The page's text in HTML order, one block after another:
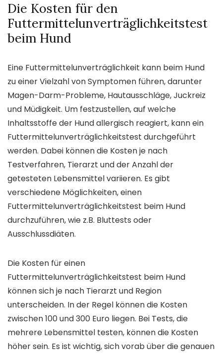
Die Kosten für den
Futtermittelunverträglichkeitstest
beim Hund
Eine Futtermittelunverträglichkeit kann beim Hund
zu einer Vielzahl von Symptomen führen, darunter
Magen-Darm-Probleme, Hautausschläge, Juckreiz
und Müdigkeit. Um festzustellen, auf welche
Inhaltsstoffe der Hund allergisch reagiert, kann ein
Futtermittelunverträglichkeitstest durchgeführt
werden. Dabei können die Kosten je nach
Testverfahren, Tierarzt und der Anzahl der
getesteten Lebensmittel variieren. Es gibt
verschiedene Möglichkeiten, einen
Futtermittelunverträglichkeitstest beim Hund
durchzuführen, wie z.B. Bluttests oder
Ausschlussdiäten.
Die Kosten für einen
Futtermittelunverträglichkeitstest beim Hund
können sich je nach Tierarzt und Region
unterscheiden. In der Regel können die Kosten
zwischen 100 und 300 Euro liegen. Bei Tests, die
mehrere Lebensmittel testen, können die Kosten
höher sein. Es ist wichtig, sich vorab über die genauen